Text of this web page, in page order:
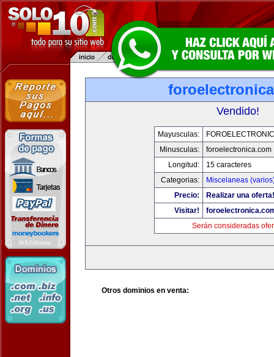
Vendido!
Mayusculas:
Minusculas:
foroelectronica.com
Longitud:
15 caracteres
Categorias:
Miscelaneas
Precio:
Realizar una oferta!
Visitar!
Serán consideradas
Otros dominios en venta: